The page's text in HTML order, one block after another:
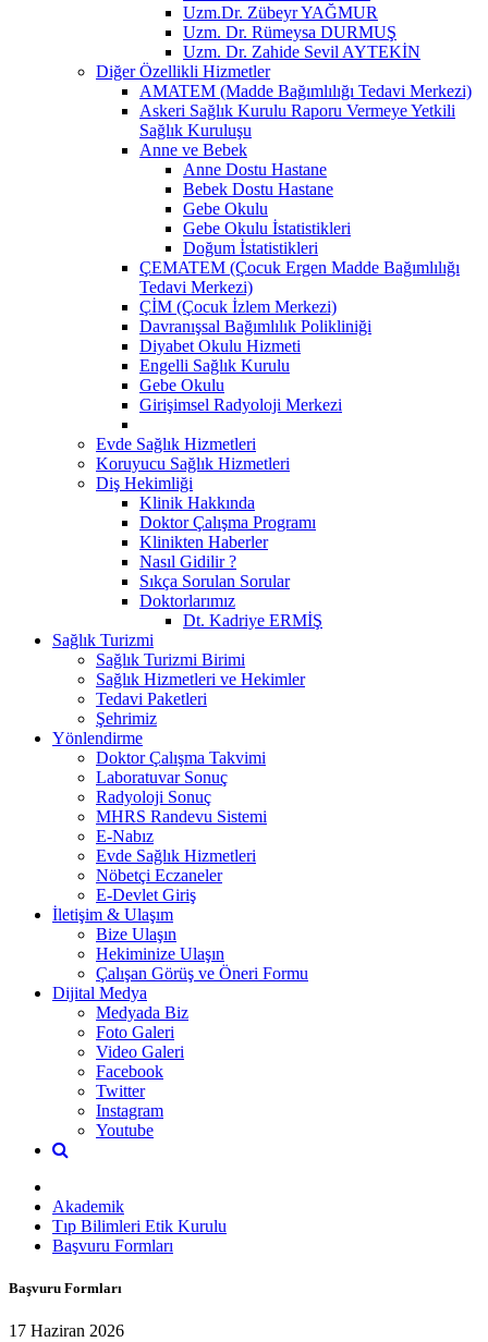
Uzm.Dr. Zübeyr YAĞMUR
Uzm. Dr. Rümeysa DURMUŞ
Uzm. Dr. Zahide Sevil AYTEKİN
Diğer Özellikli Hizmetler
AMATEM (Madde Bağımlılığı Tedavi Merkezi)
Askeri Sağlık Kurulu Raporu Vermeye Yetkili
Sağlık Kuruluşu
Anne ve Bebek
Anne Dostu Hastane
Bebek Dostu Hastane
Gebe Okulu
Gebe Okulu İstatistikleri
Doğum İstatistikleri
ÇEMATEM (Çocuk Ergen Madde Bağımlılığı
Tedavi Merkezi)
ÇİM (Çocuk İzlem Merkezi)
Davranışsal Bağımlılık Polikliniği
Diyabet Okulu Hizmeti
Engelli Sağlık Kurulu
Gebe Okulu
Girişimsel Radyoloji Merkezi
Evde Sağlık Hizmetleri
Koruyucu Sağlık Hizmetleri
Diş Hekimliği
Klinik Hakkında
Doktor Çalışma Programı
Klinikten Haberler
Nasıl Gidilir ?
Sıkça Sorulan Sorular
Doktorlarımız
Dt. Kadriye ERMİŞ
Sağlık Turizmi
Sağlık Turizmi Birimi
Sağlık Hizmetleri ve Hekimler
Tedavi Paketleri
Şehrimiz
Yönlendirme
Doktor Çalışma Takvimi
Laboratuvar Sonuç
Radyoloji Sonuç
MHRS Randevu Sistemi
E-Nabız
Evde Sağlık Hizmetleri
Nöbetçi Eczaneler
E-Devlet Giriş
İletişim & Ulaşım
Bize Ulaşın
Hekiminize Ulaşın
Çalışan Görüş ve Öneri Formu
Dijital Medya
Medyada Biz
Foto Galeri
Video Galeri
Facebook
Twitter
Instagram
Youtube
Akademik
Tıp Bilimleri Etik Kurulu
Başvuru Formları
Başvuru Formları
17 Haziran 2026